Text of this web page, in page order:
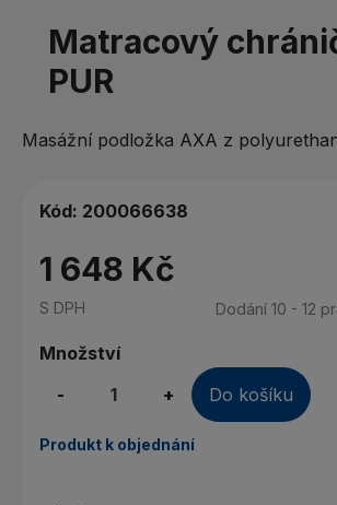
Matracový
PUR
Masážní podložka AXA z
Kód: 200066638
1 648 Kč
S DPH Dodání 10 - 12
Množství
-
+ Do košíku
Produkt k objednání